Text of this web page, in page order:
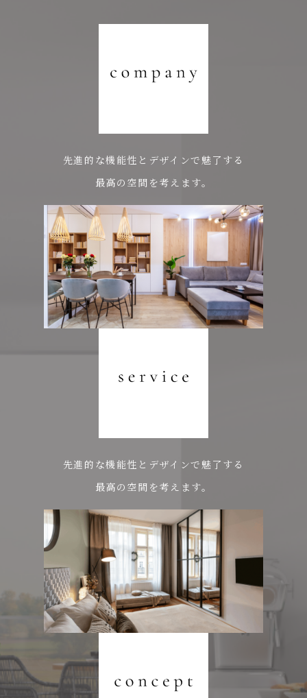
先進的な機能性とデザインで魅了する
最高の空間を考えます。
先進的な機能性とデザインで魅了する
最高の空間を考えます。